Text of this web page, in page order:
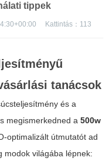
tippek
Kattintás： 113
tanácsok
és a
megismerkedned a 500w
optimalizált útmutatót ad
modok világába lépnek: